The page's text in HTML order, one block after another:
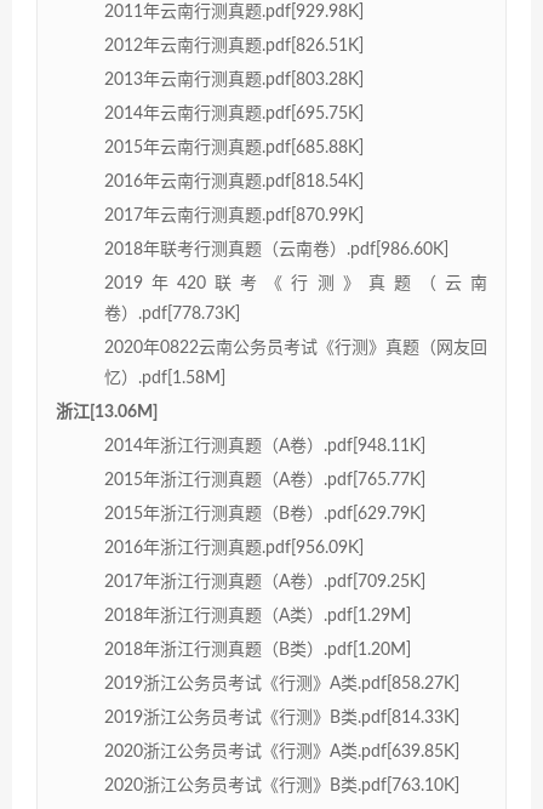
2011年云南行测真题.pdf[929.98K]
2012年云南行测真题.pdf[826.51K]
2013年云南行测真题.pdf[803.28K]
2014年云南行测真题.pdf[695.75K]
2015年云南行测真题.pdf[685.88K]
2016年云南行测真题.pdf[818.54K]
2017年云南行测真题.pdf[870.99K]
2018年联考行测真题（云南卷）.pdf[986.60K]
2019年420联考《行测》真题（云南
卷）.pdf[778.73K]
2020年0822云南公务员考试《行测》真题（网友回
忆）.pdf[1.58M]
浙江[13.06M]
2014年浙江行测真题（A卷）.pdf[948.11K]
2015年浙江行测真题（A卷）.pdf[765.77K]
2015年浙江行测真题（B卷）.pdf[629.79K]
2016年浙江行测真题.pdf[956.09K]
2017年浙江行测真题（A卷）.pdf[709.25K]
2018年浙江行测真题（A类）.pdf[1.29M]
2018年浙江行测真题（B类）.pdf[1.20M]
2019浙江公务员考试《行测》A类.pdf[858.27K]
2019浙江公务员考试《行测》B类.pdf[814.33K]
2020浙江公务员考试《行测》A类.pdf[639.85K]
2020浙江公务员考试《行测》B类.pdf[763.10K]